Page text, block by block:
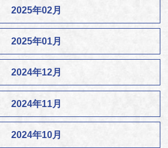
2025年02月
2025年01月
2024年12月
2024年11月
2024年10月